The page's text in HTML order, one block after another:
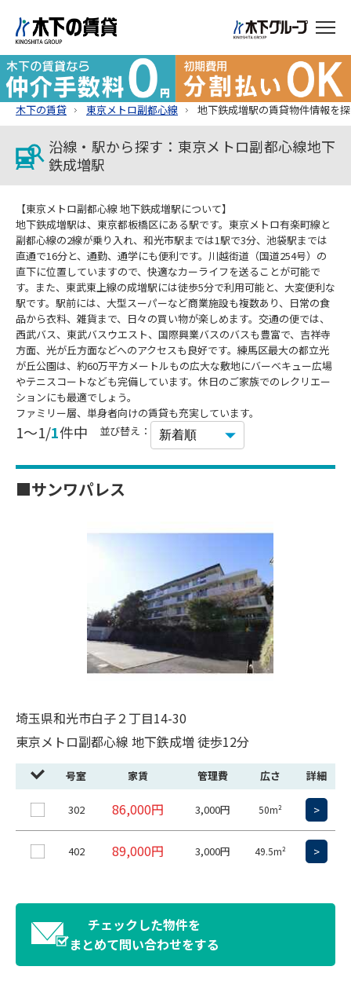
木下の賃貸 東京メトロ副都心線 地下鉄成増駅の賃貸物件情報を
沿線・駅から探す：東京メトロ副都心線地下
鉄成増駅
【東京メトロ副都心線 地下鉄成増駅について】
地下鉄成増駅は、東京都板橋区にある駅です。東京メトロ有楽町線と
副都心線の2線が乗り入れ、和光市駅までは1駅で3分、池袋駅までは
直通で16分と、通勤、通学にも便利です。川越街道（国道254号）の
直下に位置していますので、快適なカーライフを送ることが可能で
す。また、東武東上線の成増駅には徒歩5分で利用可能と、大変便利な
駅です。駅前には、大型スーパーなど商業施設も複数あり、日常の食
品から衣料、雑貨まで、日々の買い物が楽しめます。交通の便では、
西武バス、東武バスウエスト、国際興業バスのバスも豊富で、吉祥寺
方面、光が丘方面などへのアクセスも良好です。練馬区最大の都立光
が丘公園は、約60万平方メートルもの広大な敷地にバーベキュー広場
やテニスコートなども完備しています。休日のご家族でのレクリエー
ションにも最適でしょう。
ファミリー層、単身者向けの賃貸も充実しています。
1～1/1件中 並び替え：
■サンワパレス
埼玉県和光市白子２丁目14-30
東京メトロ副都心線 地下鉄成増 徒歩12分
号室 家賃 管理費 広さ 詳細
302 86,000円 3,000円 50m² >
402 89,000円 3,000円 49.5m² >
チェックした物件を
まとめて問い合わせをする